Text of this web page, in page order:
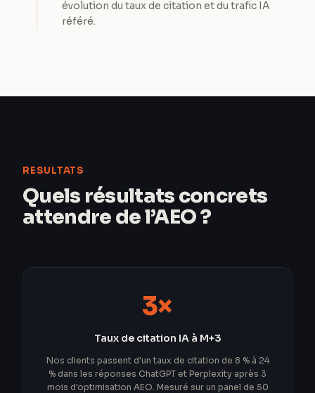
évolution du taux de citation et du trafic IA
référé.
RESULTATS
Quels résultats concrets
attendre de l’AEO ?
3×
Taux de citation IA à M+3
Nos clients passent d'un taux de citation de 8 % à 24
% dans les réponses ChatGPT et Perplexity après 3
mois d'optimisation AEO. Mesuré sur un panel de 50